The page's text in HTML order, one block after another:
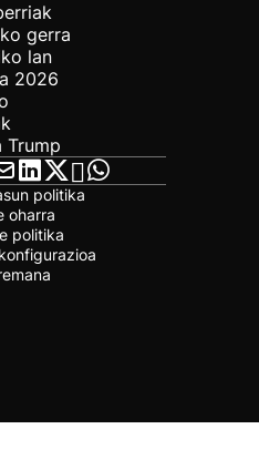
gerra
lan
2026
Trump
politika
oharra
politika